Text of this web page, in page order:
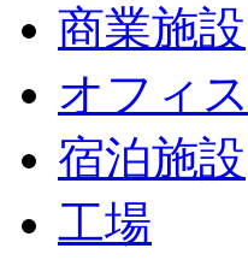
商業施設
オフィ
宿泊施設
工場